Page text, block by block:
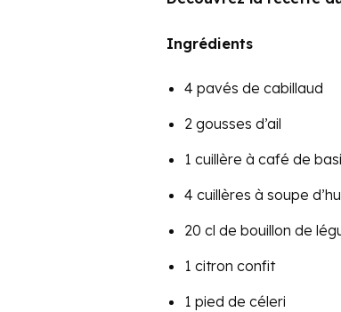
Ingrédients
4 pavés de cabillaud
2 gousses d’ail
1 cuillère à café de
4 cuillères à soupe
20 cl de bouillon de
1 citron confit
1 pied de céleri